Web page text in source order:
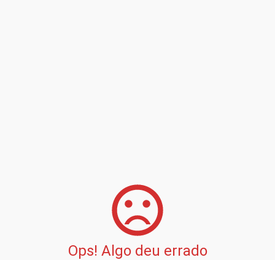
Ops! Algo deu errado